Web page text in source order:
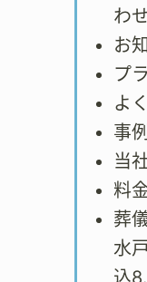
わ
お
プ
よ
事
当
料
葬
水